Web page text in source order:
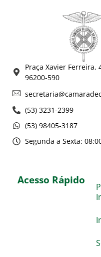
Praça Xavier Ferreira,
96200-590
(53) 3231-2399
(53) 98405-3187
Segunda a Sexta:
Acesso Rápido